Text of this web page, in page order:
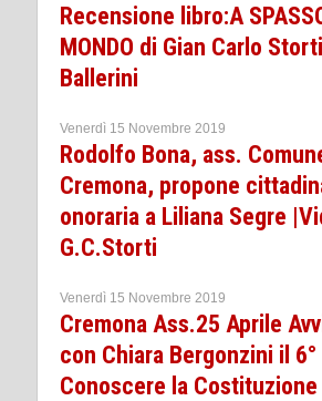
Recensione libro:A
MONDO di Gian Carlo
Ballerini
Venerdì 15 Novembre 2019
Rodolfo Bona, ass.
Cremona, propone
onoraria a Liliana Segre
G.C.Storti
Venerdì 15 Novembre 2019
Cremona Ass.25 Aprile
con Chiara Bergonzini il
Conoscere la